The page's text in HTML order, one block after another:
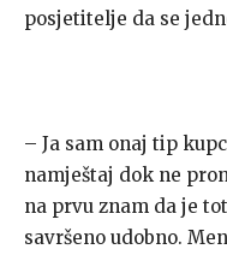
posjetitelje da se
– Ja sam onaj tip
namještaj dok ne
na prvu znam da je
savršeno udobno.